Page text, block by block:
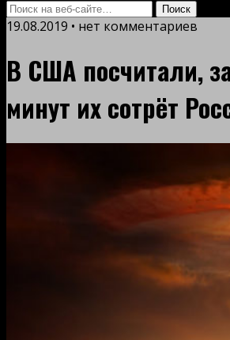
19.08.2019 • нет комментариев
В США посчитали,
минут их сотрёт